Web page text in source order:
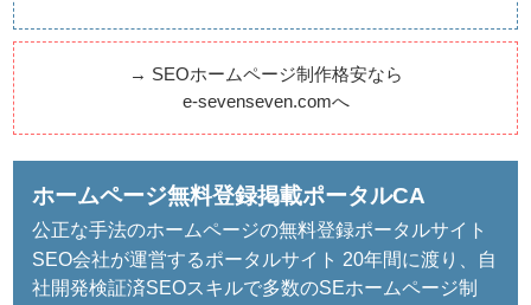
→ SEOホームページ制作格安なら
e-sevenseven.comへ
ホームページ無料登録掲載ポータルCA
公正な手法のホームページの無料登録ポータルサイト
SEO会社が運営するポータルサイト 20年間に渡り、自
社開発検証済SEOスキルで多数のSEホームページ制